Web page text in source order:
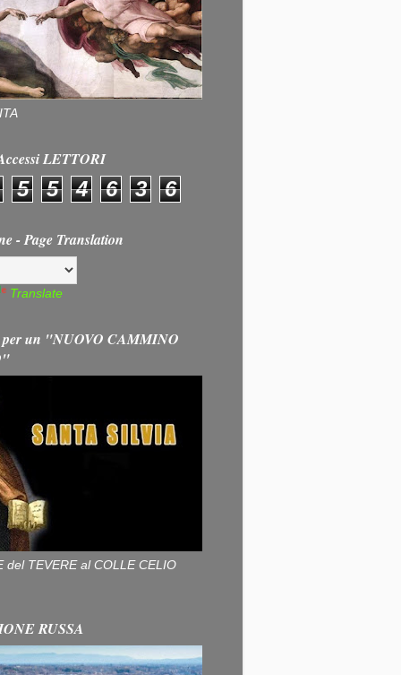
LETTORI
5 5 4 6 3 6
- Page Translation
Translate
per un "NUOVO CAMMINO
del TEVERE al COLLE CELIO
RUSSA